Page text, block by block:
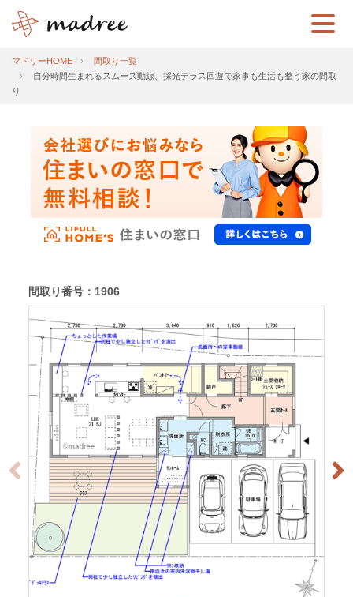
マドリーHOME
間取り一覧
自分時間生まれるスムーズ動線、採光テラス回遊で家事も生活も整う家の間取
り
間取り番号：1906